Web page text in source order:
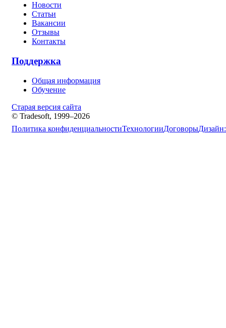
Новости
Статьи
Вакансии
Отзывы
Контакты
Поддержка
Общая информация
Обучение
Старая версия сайта
© Tradesoft, 1999–2026
Политика конфиденциальностиТехнологииДоговорыДизайн: